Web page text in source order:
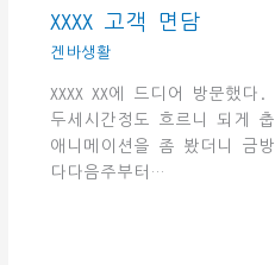
XXXX 고객 면담
겐바생활
XXXX XX에 드디어 방문했
두세시간정도 흐르니 되게
애니메이션을 좀 봤더니 금
다다음주부터…